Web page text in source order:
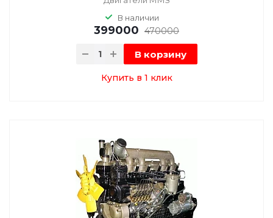
В наличии
399000 470000
В корзину
Купить в 1 клик